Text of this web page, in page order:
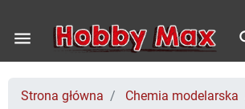
menu
Strona główna Chemia modelarska